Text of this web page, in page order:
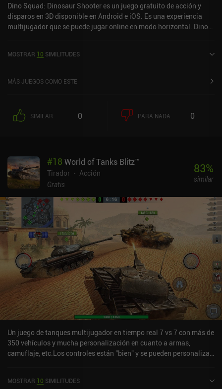
Dino Squad: Dinosaur Shooter es un juego gratuito de acción y
disparos en 3D disponible en Android e iOS. Es una experiencia
multijugador que se puede jugar online en modo horizontal. Dino
en la App Store de iOS.
MOSTRAR 10 SIMILITUDES
MÁS JUEGOS COMO ESTE
SIMILAR 0 PARA NADA 0
#18 World of Tanks Blitz™
Tirador
Acción
Gratis
83%
similar
Un juego de tanques multijugador en tiempo real 7 vs 7 con más de
350 vehículos y mucha personalización en cuanto a armas,
camuflaje, etc.Los controles están "bien" y se pueden personalizar.
embargo, a través de IAP, puedes comprar la membresía premium
MOSTRAR 10 SIMILITUDES